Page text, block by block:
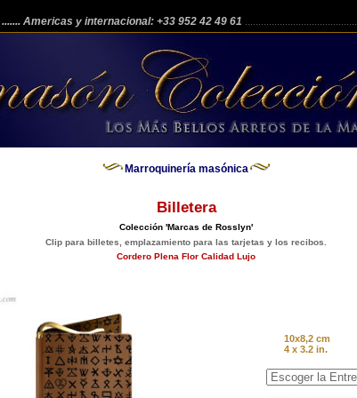
....... Americas y internacional: +33 952 42 49 61
Marroquinería masónica
Billetera
Colección 'Marcas de Rosslyn'
Clip para billetes, emplazamiento para las tarjetas y los recibos.
Cordero Plena Flor Calidad Lujo
10x8,2 cm
4 x 3.2 in.